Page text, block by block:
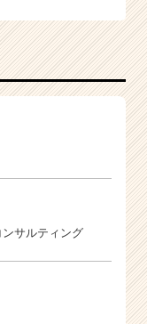
サルティング